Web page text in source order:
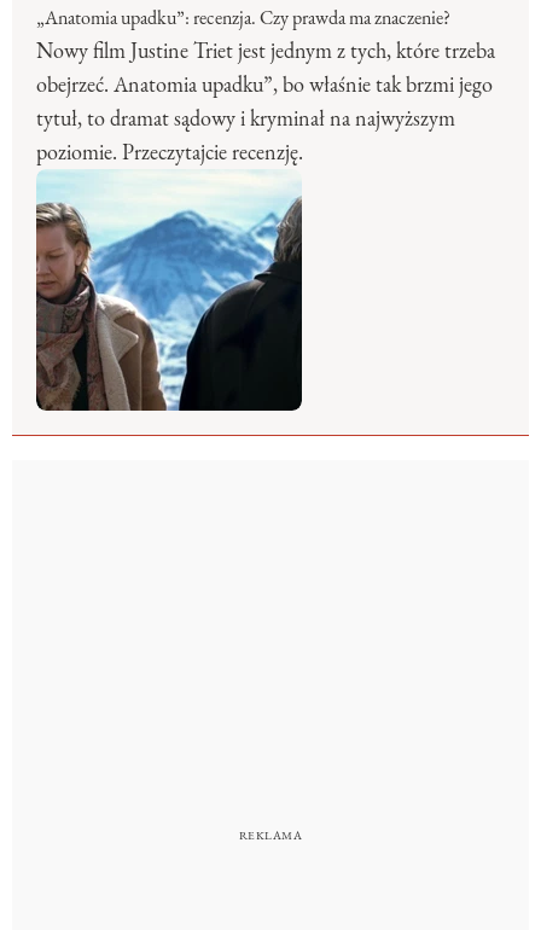
„Anatomia upadku”: recenzja. Czy prawda ma znaczenie?
Nowy film Justine Triet jest jednym z tych, które trzeba
obejrzeć. Anatomia upadku”, bo właśnie tak brzmi jego
tytuł, to dramat sądowy i kryminał na najwyższym
poziomie. Przeczytajcie recenzję.